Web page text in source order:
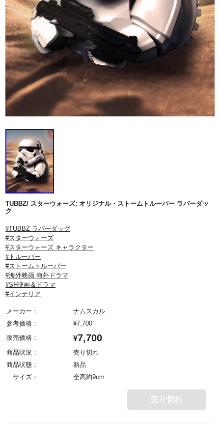
TUBBZ/ スターウォーズ: オリジナル・ストームトルーパー ラバーダッ
ク
#TUBBZ ラバーダッグ
#スターウォーズ
#スターウォーズ キャラクター
#トルーパー
#ストームトルーパー
#海外映画 海外ドラマ
#SF映画＆ドラマ
#インテリア
メーカー：
ナムスカル
参考価格：
¥7,700
販売価格：
¥7,700
商品状況：
売り切れ
商品状態：
新品
サイズ：
全高約9cm
売り切れ